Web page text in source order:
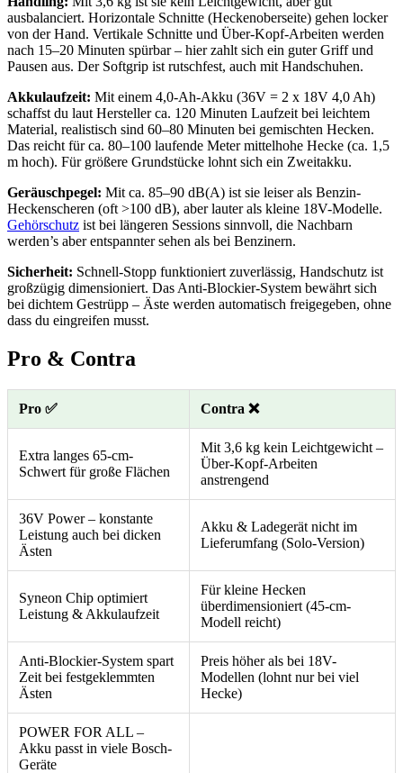
ausbalanciert. Horizontale Schnitte (Heckenoberseite) gehen locker
von der Hand. Vertikale Schnitte und Über-Kopf-Arbeiten werden
nach 15–20 Minuten spürbar – hier zahlt sich ein guter Griff und
Pausen aus. Der Softgrip ist rutschfest, auch mit Handschuhen.
Akkulaufzeit: Mit einem 4,0-Ah-Akku (36V = 2 x 18V 4,0 Ah)
schaffst du laut Hersteller ca. 120 Minuten Laufzeit bei leichtem
Material, realistisch sind 60–80 Minuten bei gemischten Hecken.
Das reicht für ca. 80–100 laufende Meter mittelhohe Hecke (ca. 1,5
m hoch). Für größere Grundstücke lohnt sich ein Zweitakku.
Geräuschpegel: Mit ca. 85–90 dB(A) ist sie leiser als Benzin-
Heckenscheren (oft >100 dB), aber lauter als kleine 18V-Modelle.
Gehörschutz ist bei längeren Sessions sinnvoll, die Nachbarn
werden’s aber entspannter sehen als bei Benzinern.
Sicherheit: Schnell-Stopp funktioniert zuverlässig, Handschutz ist
großzügig dimensioniert. Das Anti-Blockier-System bewährt sich
bei dichtem Gestrüpp – Äste werden automatisch freigegeben, ohne
dass du eingreifen musst.
Pro & Contra
Pro ✅ Contra ❌
Extra langes 65-cm-
Schwert für große Flächen
Mit 3,6 kg kein Leichtgewicht –
Über-Kopf-Arbeiten
anstrengend
36V Power – konstante
Leistung auch bei dicken
Ästen
Akku & Ladegerät nicht im
Lieferumfang (Solo-Version)
Syneon Chip optimiert
Leistung & Akkulaufzeit
Für kleine Hecken
überdimensioniert (45-cm-
Modell reicht)
Anti-Blockier-System spart
Zeit bei festgeklemmten
Ästen
Preis höher als bei 18V-
Modellen (lohnt nur bei viel
Hecke)
POWER FOR ALL –
Akku passt in viele Bosch-
Geräte